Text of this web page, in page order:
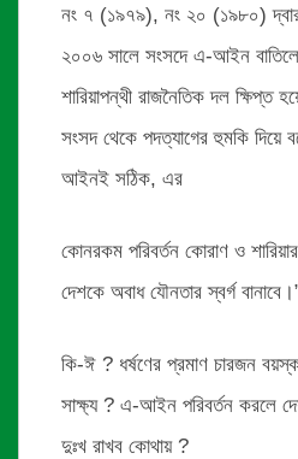
নং ৭ (১৯৭৯), নং ২০ (১৯৮০)
২০০৬ সালে সংসদে এ-আইন
শারিয়াপন্থী রাজনৈতিক দল ক্ষিপ্ত
সংসদ থেকে পদত্যাগের হুমকি দিয়ে
আইনই সঠিক, এর
কোনরকম পরিবর্তন কোরাণ ও
দেশকে অবাধ যৌনতার স্বর্গ
কি-ঈ ? ধর্ষণের প্রমাণ চারজন
সাক্ষ্য ? এ-আইন পরিবর্তন করলে
দুঃখ রাখব কোথায় ?